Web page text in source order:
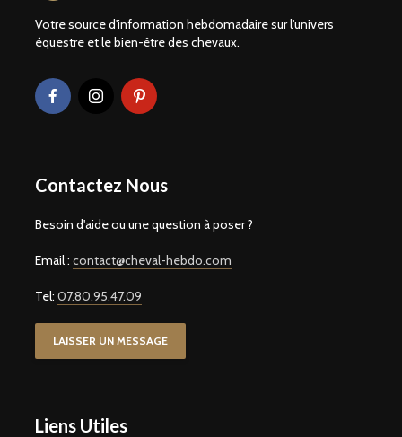
Votre source d'information hebdomadaire sur l'univers
équestre et le bien-être des chevaux.
Contactez Nous
Besoin d'aide ou une question à poser ?
Email : contact@cheval-hebdo.com
Tel: 07.80.95.47.09
LAISSER UN MESSAGE
Liens Utiles